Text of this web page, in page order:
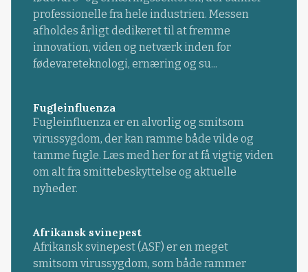
professionelle fra hele industrien. Messen
afholdes årligt dedikeret til at fremme
innovation, viden og netværk inden for
fødevareteknologi, ernæring og su...
Fugleinfluenza
Fugleinfluenza er en alvorlig og smitsom
virussygdom, der kan ramme både vilde og
tamme fugle. Læs med her for at få vigtig viden
om alt fra smittebeskyttelse og aktuelle
nyheder.
Afrikansk svinepest
Afrikansk svinepest (ASF) er en meget
smitsom virussygdom, som både rammer